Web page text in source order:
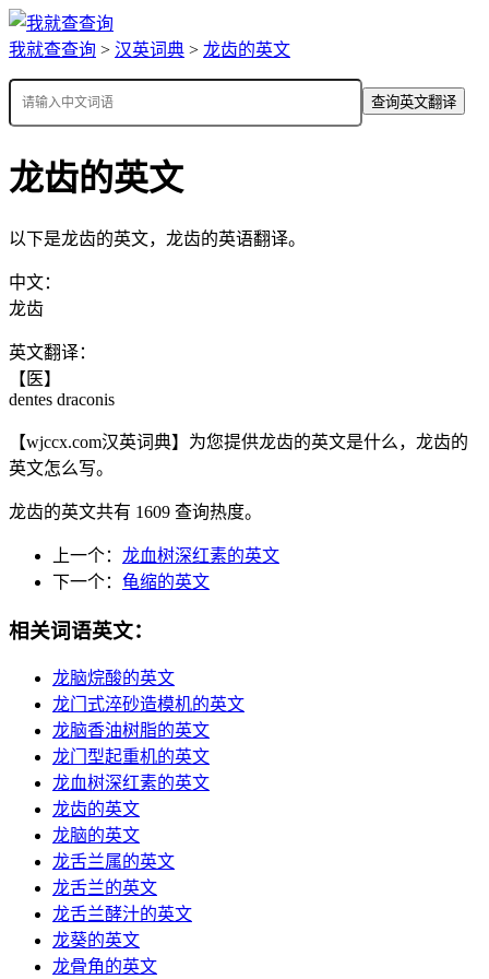
我就查查询 > 汉英词典 > 龙齿的英文
查询英文翻译
龙齿的英文
以下是龙齿的英文，龙齿的英语翻译。
中文：
龙齿
英文翻译：
【医】
dentes draconis
【wjccx.com汉英词典】为您提供龙齿的英文是什么，龙齿的
英文怎么写。
龙齿的英文共有 1609 查询热度。
上一个： 龙血树深红素的英文
下一个： 龟缩的英文
相关词语英文：
龙脑烷酸的英文
龙门式淬砂造模机的英文
龙脑香油树脂的英文
龙门型起重机的英文
龙血树深红素的英文
龙齿的英文
龙脑的英文
龙舌兰属的英文
龙舌兰的英文
龙舌兰酵汁的英文
龙葵的英文
龙骨角的英文